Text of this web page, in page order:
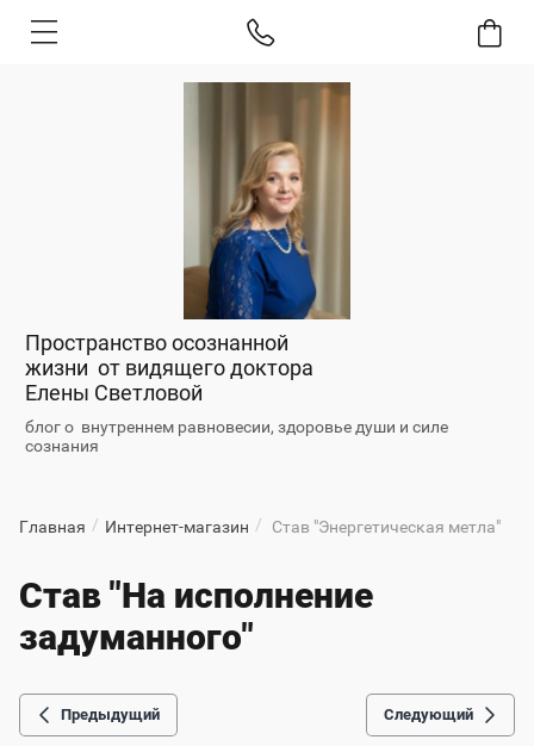
Пространство осознанной
жизни от видящего доктора
Елены Светловой
блог о внутреннем равновесии, здоровье души и силе
сознания
Главная / Интернет-магазин / Став "Энергетическая метла"
Став "На исполнение
задуманного"
Предыдущий Следующий